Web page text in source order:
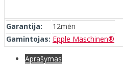
Garantija:
12mėn
Gamintojas: Epple Maschinen®
Aprašymas